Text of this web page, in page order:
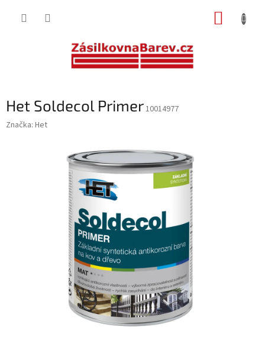
Het Soldecol Primer10014977
Značka: Het